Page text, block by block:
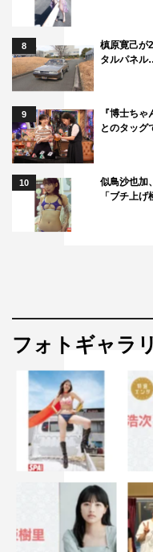
8
槙原寛己が
タルパネル
9
『博士ち
とのタッ
10
似鳥沙也加
「ブチ上
フォトギャラ